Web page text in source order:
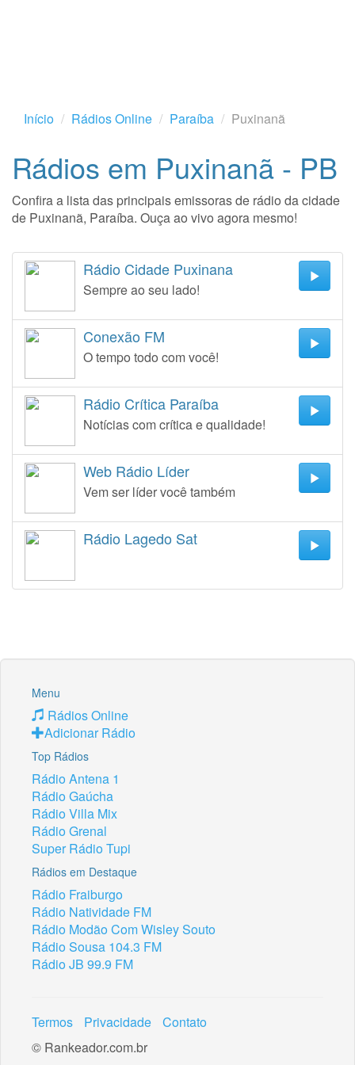
Início Rádios Online Paraíba Puxinanã
Rádios em Puxinanã - PB
Confira a lista das principais emissoras de rádio da cidade
de Puxinanã, Paraíba. Ouça ao vivo agora mesmo!
Rádio Cidade Puxinana
Sempre ao seu lado!
Conexão FM
O tempo todo com você!
Rádio Crítica Paraíba
Notícias com crítica e qualidade!
Web Rádio Líder
Vem ser líder você também
Rádio Lagedo Sat
Menu
Rádios Online
Adicionar Rádio
Top Rádios
Rádio Antena 1
Rádio Gaúcha
Rádio Villa Mix
Rádio Grenal
Super Rádio Tupi
Rádios em Destaque
Rádio Fraiburgo
Rádio Natividade FM
Rádio Modão Com Wisley Souto
Rádio Sousa 104.3 FM
Rádio JB 99.9 FM
Termos Privacidade
Contato
© Rankeador.com.br